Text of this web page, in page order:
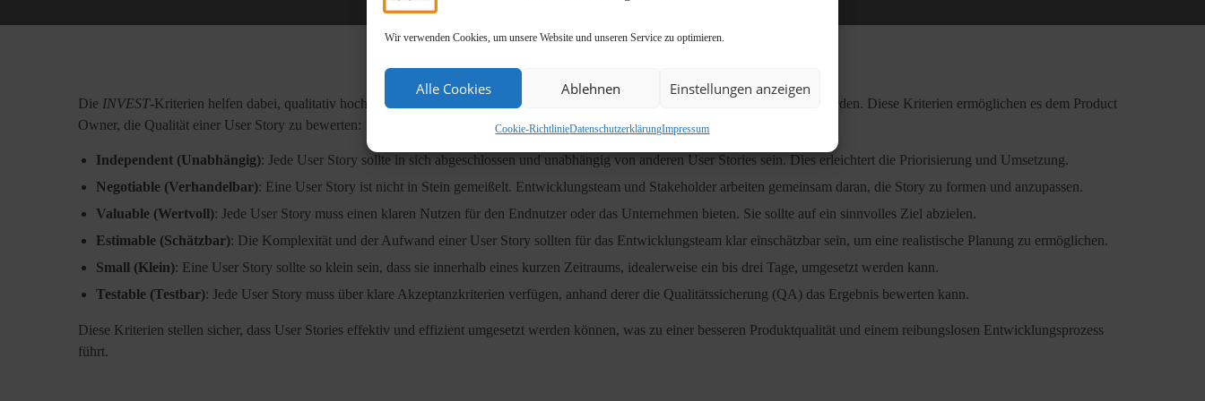
Wir verwenden Cookies, um unsere Website und unseren Service zu optimieren.
Alle Cookies Ablehnen Einstellungen anzeigen
Cookie-RichtlinieDatenschutzerklärungImpressum
Die INVEST-Kriterien helfen dabei, qualitativ hochwertige User Stories zu erstellen, die den Anforderungen eines Projekts gerecht werden. Diese Kriterien ermöglichen es dem Product
Owner, die Qualität einer User Story zu bewerten:
Independent (Unabhängig): Jede User Story sollte in sich abgeschlossen und unabhängig von anderen User Stories sein. Dies erleichtert die Priorisierung und Umsetzung.
Negotiable (Verhandelbar): Eine User Story ist nicht in Stein gemeißelt. Entwicklungsteam und Stakeholder arbeiten gemeinsam daran, die Story zu formen und anzupassen.
Valuable (Wertvoll): Jede User Story muss einen klaren Nutzen für den Endnutzer oder das Unternehmen bieten. Sie sollte auf ein sinnvolles Ziel abzielen.
Estimable (Schätzbar): Die Komplexität und der Aufwand einer User Story sollten für das Entwicklungsteam klar einschätzbar sein, um eine realistische Planung zu ermöglichen.
Small (Klein): Eine User Story sollte so klein sein, dass sie innerhalb eines kurzen Zeitraums, idealerweise ein bis drei Tage, umgesetzt werden kann.
Testable (Testbar): Jede User Story muss über klare Akzeptanzkriterien verfügen, anhand derer die Qualitätssicherung (QA) das Ergebnis bewerten kann.
Diese Kriterien stellen sicher, dass User Stories effektiv und effizient umgesetzt werden können, was zu einer besseren Produktqualität und einem reibungslosen Entwicklungsprozess
führt.